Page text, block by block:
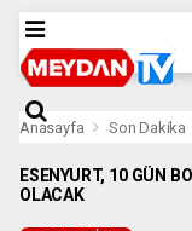
Anasayfa Son Dakika
ESENYURT, 10 GÜN
OLACAK